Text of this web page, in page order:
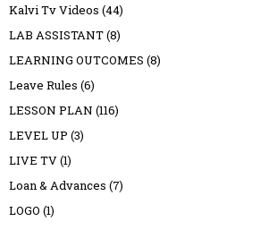
Kalvi Tv Videos (44)
LAB ASSISTANT(8)
LEARNING OUTCOMES (8)
Leave Rules (6)
LESSON PLAN (116)
LEVEL UP (3)
LIVE TV(1)
Loan & Advances (7)
LOGO (1)